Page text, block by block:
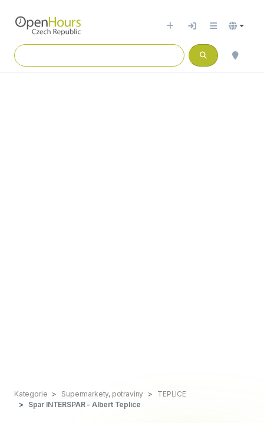
Kategorie Supermarkety, potraviny
TEPLICE
Spar INTERSPAR - Albert Teplice